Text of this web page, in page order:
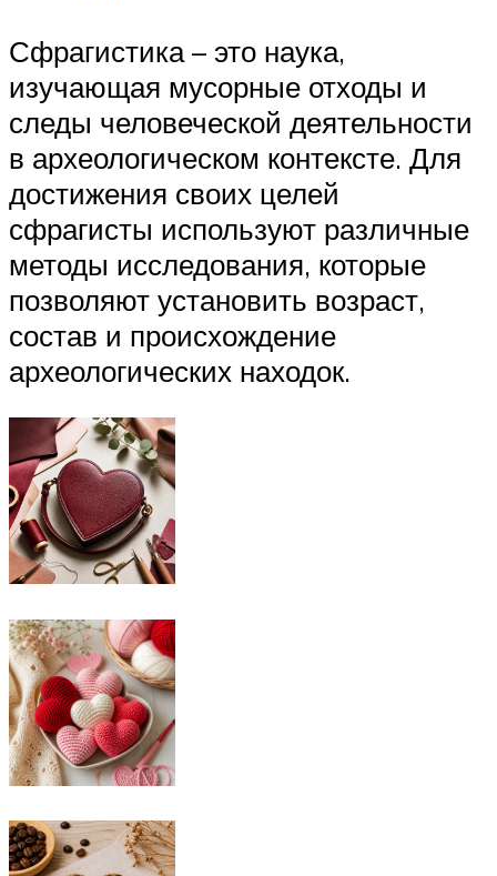
Сфрагистика – это наука,
изучающая мусорные отходы и
следы человеческой деятельности
в археологическом контексте. Для
достижения своих целей
сфрагисты используют различные
методы исследования, которые
позволяют установить возраст,
состав и происхождение
археологических находок.